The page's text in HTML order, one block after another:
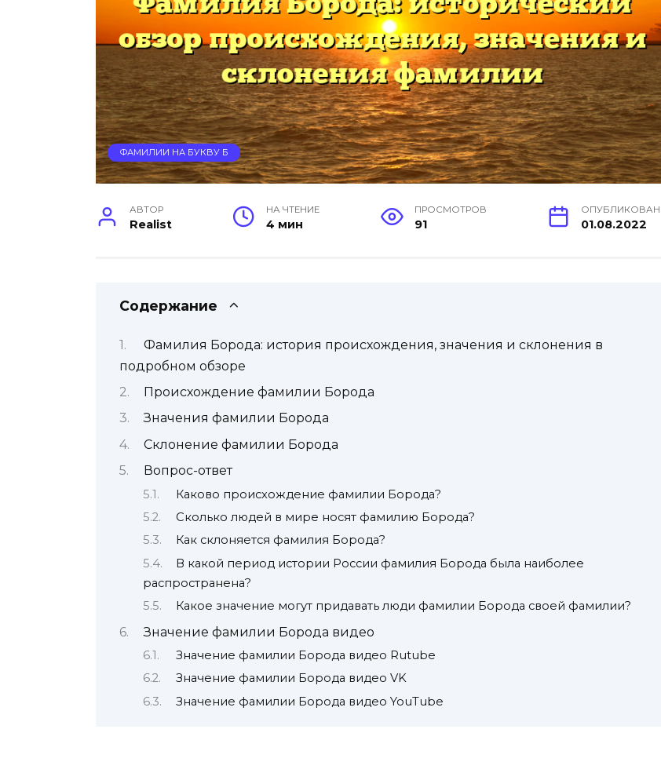
ФАМИЛИИ НА БУКВУ Б
АВТОР
Realist
НА ЧТЕНИЕ
4 мин
ПРОСМОТРОВ
91 01.08.2022
Содержание
Фамилия Борода: история происхождения, значения и склонения в
подробном обзоре
Происхождение фамилии Борода
Значения фамилии Борода
Склонение фамилии Борода
Вопрос-ответ
Каково происхождение фамилии Борода?
Сколько людей в мире носят фамилию Борода?
Как склоняется фамилия Борода?
В какой период истории России фамилия Борода была наиболее
распространена?
Какое значение могут придавать люди фамилии Борода своей фамилии?
Значение фамилии Борода видео
Значение фамилии Борода видео Rutube
Значение фамилии Борода видео VK
Значение фамилии Борода видео YouTube